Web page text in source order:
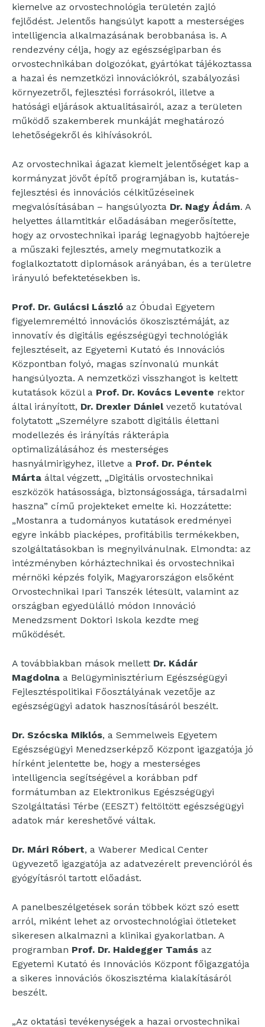
kiemelve az orvostechnológia területén zajló
fejlődést. Jelentős hangsúlyt kapott a mesterséges
intelligencia alkalmazásának berobbanása is. A
rendezvény célja, hogy az egészségiparban és
orvostechnikában dolgozókat, gyártókat tájékoztassa
a hazai és nemzetközi innovációkról, szabályozási
környezetről, fejlesztési forrásokról, illetve a
hatósági eljárások aktualitásairól, azaz a területen
működő szakemberek munkáját meghatározó
lehetőségekről és kihívásokról.
Az orvostechnikai ágazat kiemelt jelentőséget kap a
kormányzat jövőt építő programjában is, kutatás-
fejlesztési és innovációs célkitűzéseinek
megvalósításában – hangsúlyozta Dr. Nagy Ádám. A
helyettes államtitkár előadásában megerősítette,
hogy az orvostechnikai iparág legnagyobb hajtóereje
a műszaki fejlesztés, amely megmutatkozik a
foglalkoztatott diplomások arányában, és a területre
irányuló befektetésekben is.
Prof. Dr. Gulácsi László az Óbudai Egyetem
figyelemreméltó innovációs ökoszisztémáját, az
innovatív és digitális egészségügyi technológiák
fejlesztéseit, az Egyetemi Kutató és Innovációs
Központban folyó, magas színvonalú munkát
hangsúlyozta. A nemzetközi visszhangot is keltett
kutatások közül a Prof. Dr. Kovács Levente rektor
által irányított, Dr. Drexler Dánielvezető kutatóval
folytatott „Személyre szabott digitális élettani
modellezés és irányítás rákterápia
optimalizálásához és mesterséges
hasnyálmirigyhez, illetve a Prof. Dr. Péntek
Márta által végzett, „Digitális orvostechnikai
eszközök hatásossága, biztonságossága, társadalmi
haszna” című projekteket emelte ki. Hozzátette:
„Mostanra a tudományos kutatások eredményei
egyre inkább piacképes, profitábilis termékekben,
szolgáltatásokban is megnyilvánulnak. Elmondta: az
intézményben kórháztechnikai és orvostechnikai
mérnöki képzés folyik, Magyarországon elsőként
Orvostechnikai Ipari Tanszék létesült, valamint az
országban egyedülálló módon Innováció
Menedzsment Doktori Iskola kezdte meg
működését.
A továbbiakban mások mellett Dr. Kádár
Magdolna a Belügyminisztérium Egészségügyi
Fejlesztéspolitikai Főosztályának vezetője az
egészségügyi adatok hasznosításáról beszélt.
Dr. Szócska Miklós, a Semmelweis Egyetem
Egészségügyi Menedzserképző Központ igazgatója jó
hírként jelentette be, hogy a mesterséges
intelligencia segítségével a korábban pdf
formátumban az Elektronikus Egészségügyi
Szolgáltatási Térbe (EESZT) feltöltött egészségügyi
adatok már kereshetővé váltak.
Dr. Mári Róbert, a Waberer Medical Center
ügyvezető igazgatója az adatvezérelt prevencióról és
gyógyításról tartott előadást.
A panelbeszélgetések során többek közt szó esett
arról, miként lehet az orvostechnológiai ötleteket
sikeresen alkalmazni a klinikai gyakorlatban. A
programban Prof. Dr. Haidegger Tamás az
Egyetemi Kutató és Innovációs Központ főigazgatója
a sikeres innovációs ökoszisztéma kialakításáról
beszélt.
„Az oktatási tevékenységek a hazai orvostechnikai